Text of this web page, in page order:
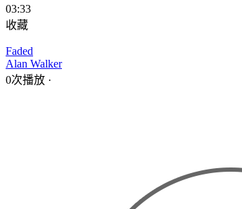
03:33
收藏
Faded
Alan Walker
0次播放 ·